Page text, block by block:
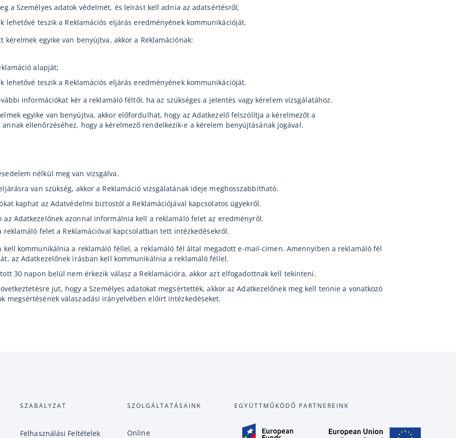
a Személyes adatok védelmét, és leírást kell adnia az adatsértésről;
lehetővé teszik a Reklamációs eljárás eredményének kommunikációját.
egyike van benyújtva, akkor a Reklamációnak:
alapját;
lehetővé teszik a Reklamációs eljárás eredményének kommunikációját.
információkat kér a reklamáló féltől, ha az szükséges a jelentés vagy kérelem vizsgálatához.
egyike van benyújtva, akkor előfordulhat, hogy az Adatkezelő felszólítja a kérelmezőt a
ellenőrzéséhez, hogy a kérelmező rendelkezik-e a kérelem benyújtásának jogával.
nélkül meg van vizsgálva.
van szükség, akkor a Reklamáció vizsgálatának ideje meghosszabbítható.
kaphat az Adatvédelmi biztostól a Reklamációjával kapcsolatos ügyekről.
az Adatkezelőnek azonnal informálnia kell a reklamáló felet az eredményről.
felet a Reklamációval kapcsolatban tett intézkedésekről.
kell kommunikálnia a reklamáló féllel, a reklamáló fél által megadott e-mail-címen. Amennyiben a reklamáló fél
az Adatkezelőnek írásban kell kommunikálnia a reklamáló féllel.
30 napon belül nem érkezik válasz a Reklamációra, akkor azt elfogadottnak kell tekinteni.
jut, hogy a Személyes adatokat megsértették, akkor az Adatkezelőnek meg kell tennie a vonatkozó
megsértésének válaszadási irányelvében előírt intézkedéseket.
SZABALYZAT
Felhasználási Feltételek
SZOLGÁLTATÁSAINK
Online
EGYÜTTMŰKÖDŐ PARTNEREINK